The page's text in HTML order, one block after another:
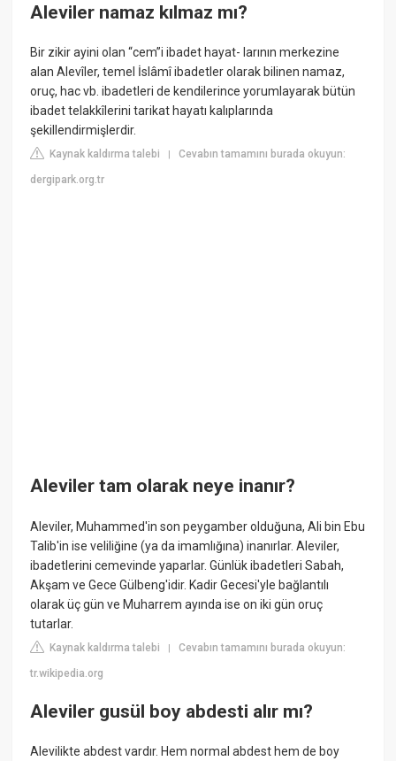
Aleviler namaz kılmaz mı?
Bir zikir ayini olan “cem”i ibadet hayat- larının merkezine
alan Alevîler, temel İslâmî ibadetler olarak bilinen namaz,
oruç, hac vb. ibadetleri de kendilerince yorumlayarak bütün
ibadet telakkîlerini tarikat hayatı kalıplarında
şekillendirmişlerdir.
Kaynak kaldırma talebi |Cevabın tamamını burada okuyun:
dergipark.org.tr
Aleviler tam olarak neye inanır?
Aleviler, Muhammed'in son peygamber olduğuna, Ali bin Ebu
Talib'in ise veliliğine (ya da imamlığına) inanırlar. Aleviler,
ibadetlerini cemevinde yaparlar. Günlük ibadetleri Sabah,
Akşam ve Gece Gülbeng'idir. Kadir Gecesi'yle bağlantılı
olarak üç gün ve Muharrem ayında ise on iki gün oruç
tutarlar.
Kaynak kaldırma talebi |Cevabın tamamını burada okuyun:
tr.wikipedia.org
Aleviler gusül boy abdesti alır mı?
Alevilikte abdest vardır. Hem normal abdest hem de boy